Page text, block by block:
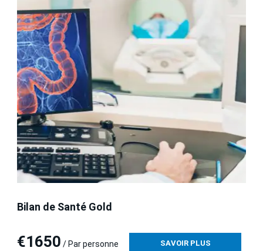
Bilan de Santé Gold
€1650 / Par personne SAVOIR PLUS